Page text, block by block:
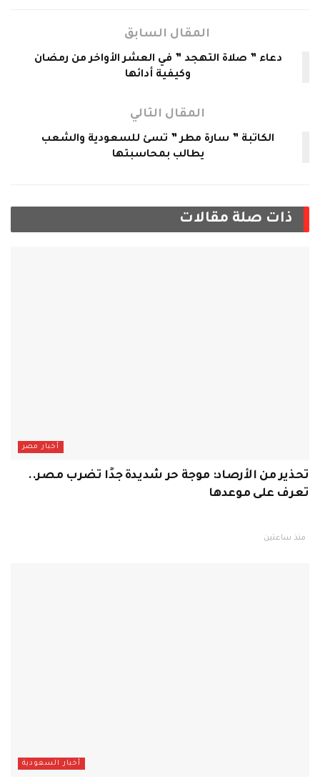
المقال السابق
دعاء ” صلاة التهجد ” في العشر الأواخر من رمضان
وكيفية أدائها
المقال التالي
الكاتبة ” سارة مطر ” تسئ للسعودية والشعب
يطالب بمحاسبتها
ذات صلة مقالات
أخبار مصر
تحذير من الأرصاد: موجة حر شديدة جدًا تضرب مصر..
تعرف على موعدها
منذ ساعتين
أخبار السعودية